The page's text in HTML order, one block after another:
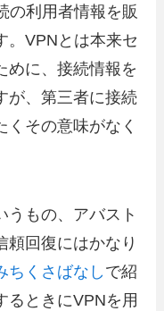
の利用者情報を販
。VPNとは本来セ
めに、接続情報を
が、第三者に接続
その意味がなく
うもの、アバスト
頼回復にはかなり
ちくさばなし で紹
るときにVPNを用